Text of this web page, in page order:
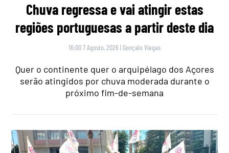
Chuva regressa e vai atingir estas
regiões portuguesas a partir deste dia
16:00 7 Agosto, 2026 | Gonçalo Viegas
Quer o continente quer o arquipélago dos Açores
serão atingidos por chuva moderada durante o
próximo fim-de-semana